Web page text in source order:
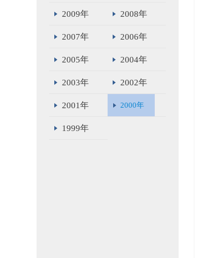
2009年 2008年
2007年 2006年
2005年 2004年
2003年 2002年
2001年 2000年
1999年